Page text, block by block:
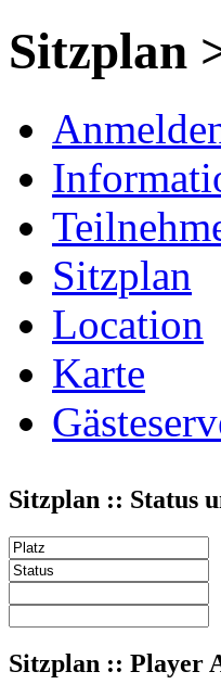
Sitzplan
Sitzplan
Location
Karte
Sitzplan :: Status
Sitzplan :: Player